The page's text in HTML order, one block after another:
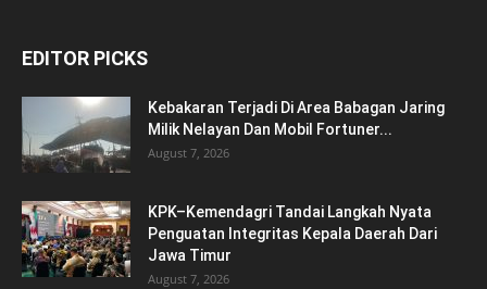
EDITOR PICKS
Kebakaran Terjadi Di Area Babagan Jaring
Milik Nelayan Dan Mobil Fortuner...
August 7, 2026
KPK–Kemendagri Tandai Langkah Nyata
Penguatan Integritas Kepala Daerah Dari
Jawa Timur
August 7, 2026